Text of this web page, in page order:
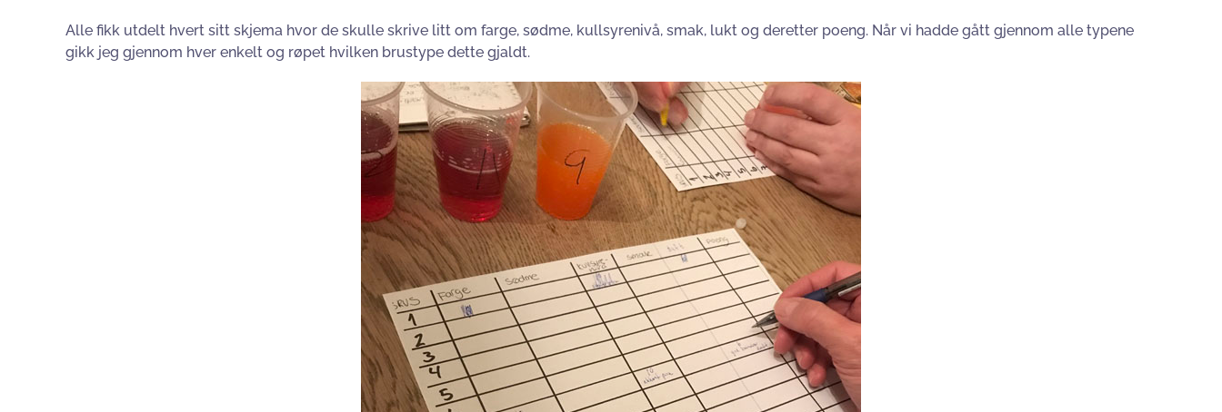
Alle fikk utdelt hvert sitt skjema hvor de skulle skrive litt om farge, sødme, kullsyrenivå, smak, lukt og deretter poeng. Når vi hadde gått gjennom alle typene
gikk jeg gjennom hver enkelt og røpet hvilken brustype dette gjaldt.